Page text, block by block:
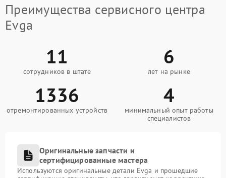
Преимущества сервисного центра
Evga
11
сотрудников в штате
6
лет на рынке
1336
отремонтированных устройств
4
минимальный опыт работы
специалистов
Оригинальные запчасти и
сертифицированные мастера
Используются оригинальные детали Evga и прошедшие